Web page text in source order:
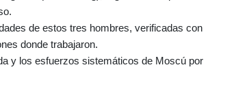
de estos tres hombres, verificadas con
donde trabajaron.
y los esfuerzos sistemáticos de Moscú por